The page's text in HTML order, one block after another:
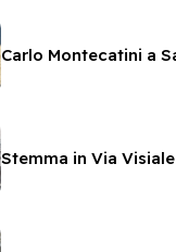
Stemma in Via Visiale